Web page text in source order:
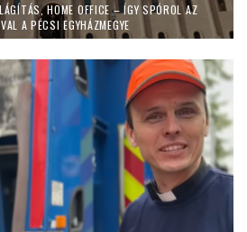
HOME OFFICE – ÍGY SPÓROL AZ
A PÉCSI EGYHÁZMEGYE